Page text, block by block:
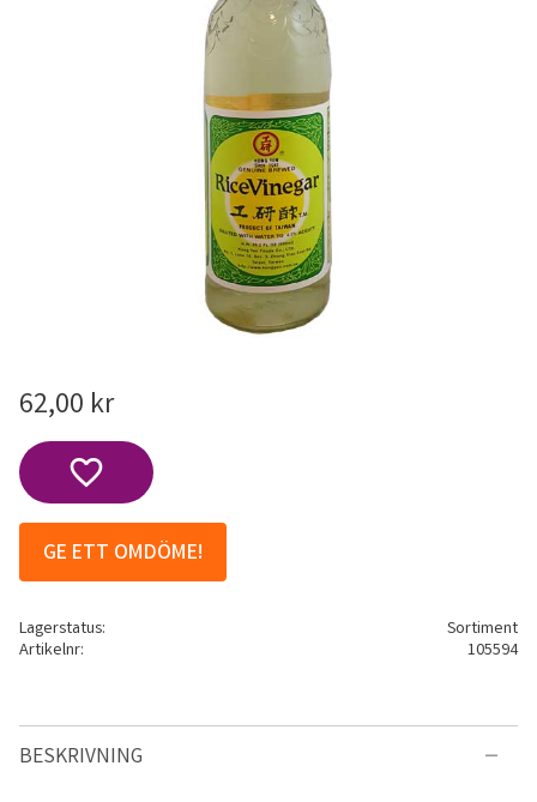
62,00 kr
Lägg till i favoriter
Lagerstatus
Sortiment
Artikelnr
105594
GE ETT OMDÖME!
BESKRIVNING